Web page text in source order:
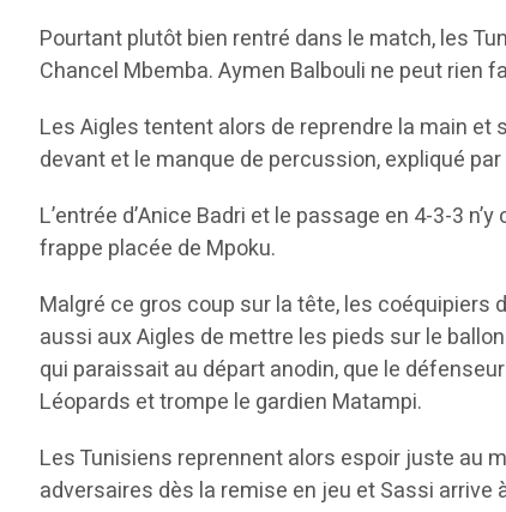
Pourtant plutôt bien rentré dans le match, les
Chancel Mbemba. Aymen Balbouli ne peut rien
Les Aigles tentent alors de reprendre la main
devant et le manque de percussion, expliqué
L’entrée d’Anice Badri et le passage en 4-3-3
frappe placée de Mpoku.
Malgré ce gros coup sur la tête, les coéquipiers
aussi aux Aigles de mettre les pieds sur le
qui paraissait au départ anodin, que le
Léopards et trompe le gardien Matampi.
Les Tunisiens reprennent alors espoir juste au
adversaires dès la remise en jeu et Sassi